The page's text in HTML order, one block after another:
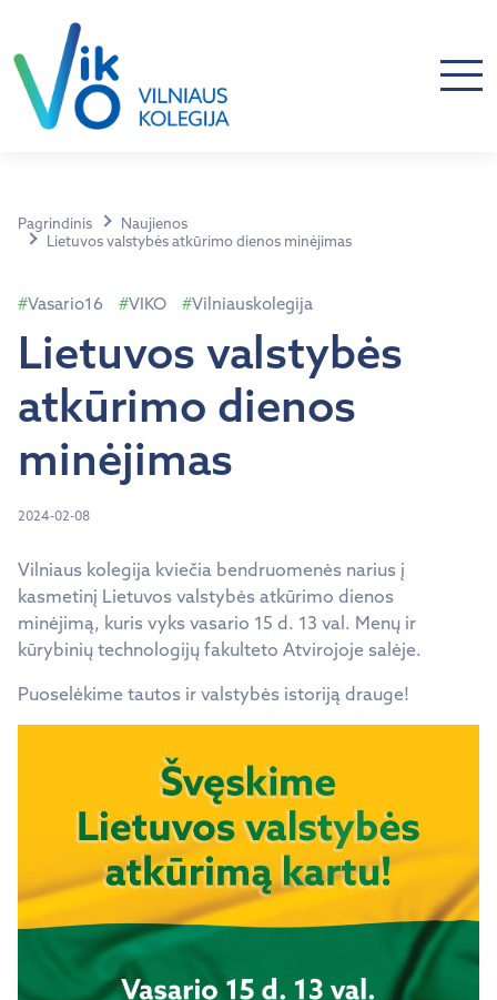
Pagrindinis
Naujienos
Lietuvos valstybės atkūrimo dienos minėjimas
Vasario16 VIKO Vilniauskolegija
Lietuvos valstybės
atkūrimo dienos
minėjimas
2024-02-08
Vilniaus kolegija kviečia bendruomenės narius į
kasmetinį Lietuvos valstybės atkūrimo dienos
minėjimą, kuris vyks vasario 15 d. 13 val. Menų ir
kūrybinių technologijų fakulteto Atvirojoje salėje.
Puoselėkime tautos ir valstybės istoriją drauge!